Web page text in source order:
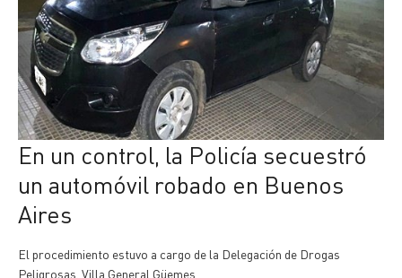
En un control, la Policía secuestró
un automóvil robado en Buenos
Aires
El procedimiento estuvo a cargo de la Delegación de Drogas
Peligrosas, Villa General Güemes